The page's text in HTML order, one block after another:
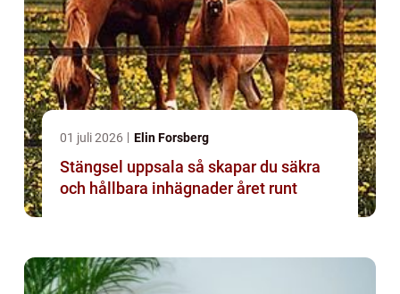
01 juli 2026 Elin Forsberg
Stängsel uppsala så skapar du säkra
och hållbara inhägnader året runt